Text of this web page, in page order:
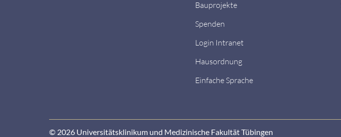
Bauprojekte
Spenden
Login Intranet
Hausordnung
Einfache Sprache
© 2026 Universitätsklinikum und Medizinische Fakultät Tübingen